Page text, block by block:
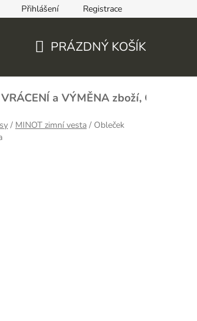
- zboží s vadou
Přihlášení Registrace
KOŠÍK
PRÁZDNÝ KOŠÍK
VRÁCENÍ a VÝMĚNA zboží,
/ MINOT zimní vesta / Obleček